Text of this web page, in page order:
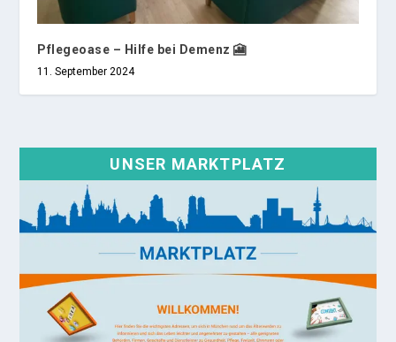
Pflegeoase – Hilfe bei Demenz 🎦
11. September 2024
UNSER MARKTPLATZ